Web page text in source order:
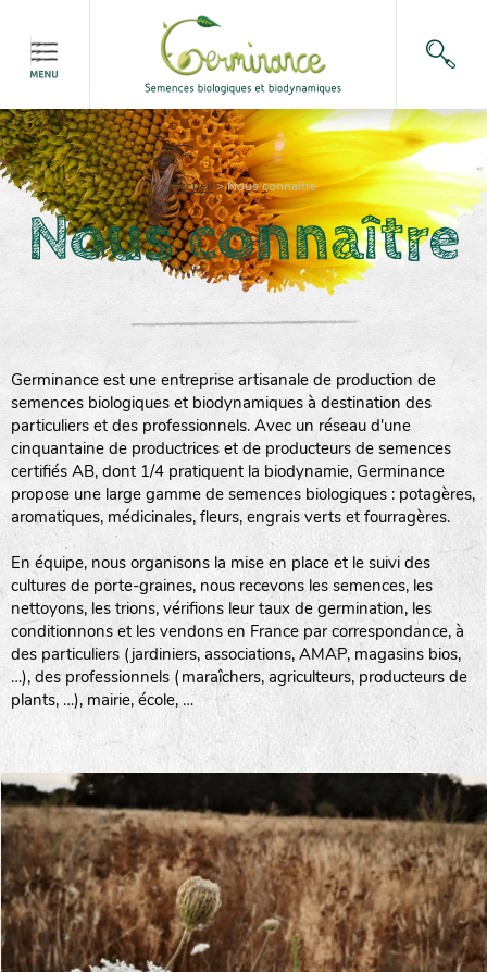
Accueil>Nous connaître
Nous connaître
Germinance est une entreprise artisanale de production de
semences biologiques et biodynamiques à destination des
particuliers et des professionnels. Avec un réseau d'une
cinquantaine de productrices et de producteurs de semences
certifiés AB, dont 1/4 pratiquent la biodynamie, Germinance
propose une large gamme de semences biologiques : potagères,
aromatiques, médicinales, fleurs, engrais verts et fourragères.
En équipe, nous organisons la mise en place et le suivi des
cultures de porte-graines, nous recevons les semences, les
nettoyons, les trions, vérifions leur taux de germination, les
conditionnons et les vendons en France par correspondance, à
des particuliers (jardiniers, associations, AMAP, magasins bios,
…), des professionnels (maraîchers, agriculteurs, producteurs de
plants, …), mairie, école, …